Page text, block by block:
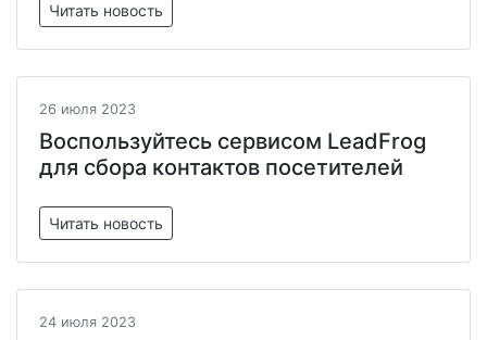
Читать новость
26 июля 2023
Воспользуйтесь сервисом LeadFrog
для сбора контактов посетителей
Читать новость
24 июля 2023